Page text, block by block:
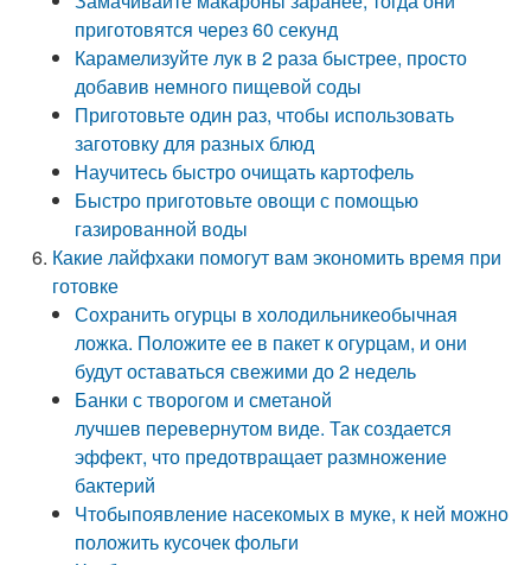
приготовятся через 60 секунд
Карамелизуйте лук в 2 раза быстрее, просто
добавив немного пищевой соды
Приготовьте один раз, чтобы использовать
заготовку для разных блюд
Научитесь быстро очищать картофель
Быстро приготовьте овощи с помощью
газированной воды
Какие лайфхаки помогут вам экономить время при
готовке
Сохранить огурцы в холодильникеобычная
ложка. Положите ее в пакет к огурцам, и они
будут оставаться свежими до 2 недель
Банки с творогом и сметаной
лучшев перевернутом виде. Так создается
эффект, что предотвращает размножение
бактерий
Чтобыпоявление насекомых в муке, к ней можно
положить кусочек фольги